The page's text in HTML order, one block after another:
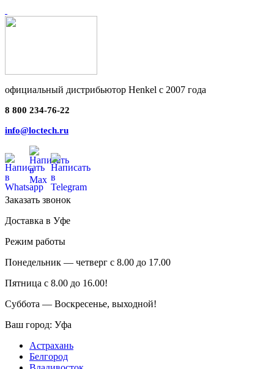
официальный дистрибьютор Henkel с 2007 года
8 800 234-76-22
info@loctech.ru
Заказать звонок
Доставка в Уфе
Режим работы
Понедельник — четверг с 8.00 до 17.00
Пятница с 8.00 до 16.00!
Суббота — Воскресенье, выходной!
Ваш город: Уфа
Астрахань
Белгород